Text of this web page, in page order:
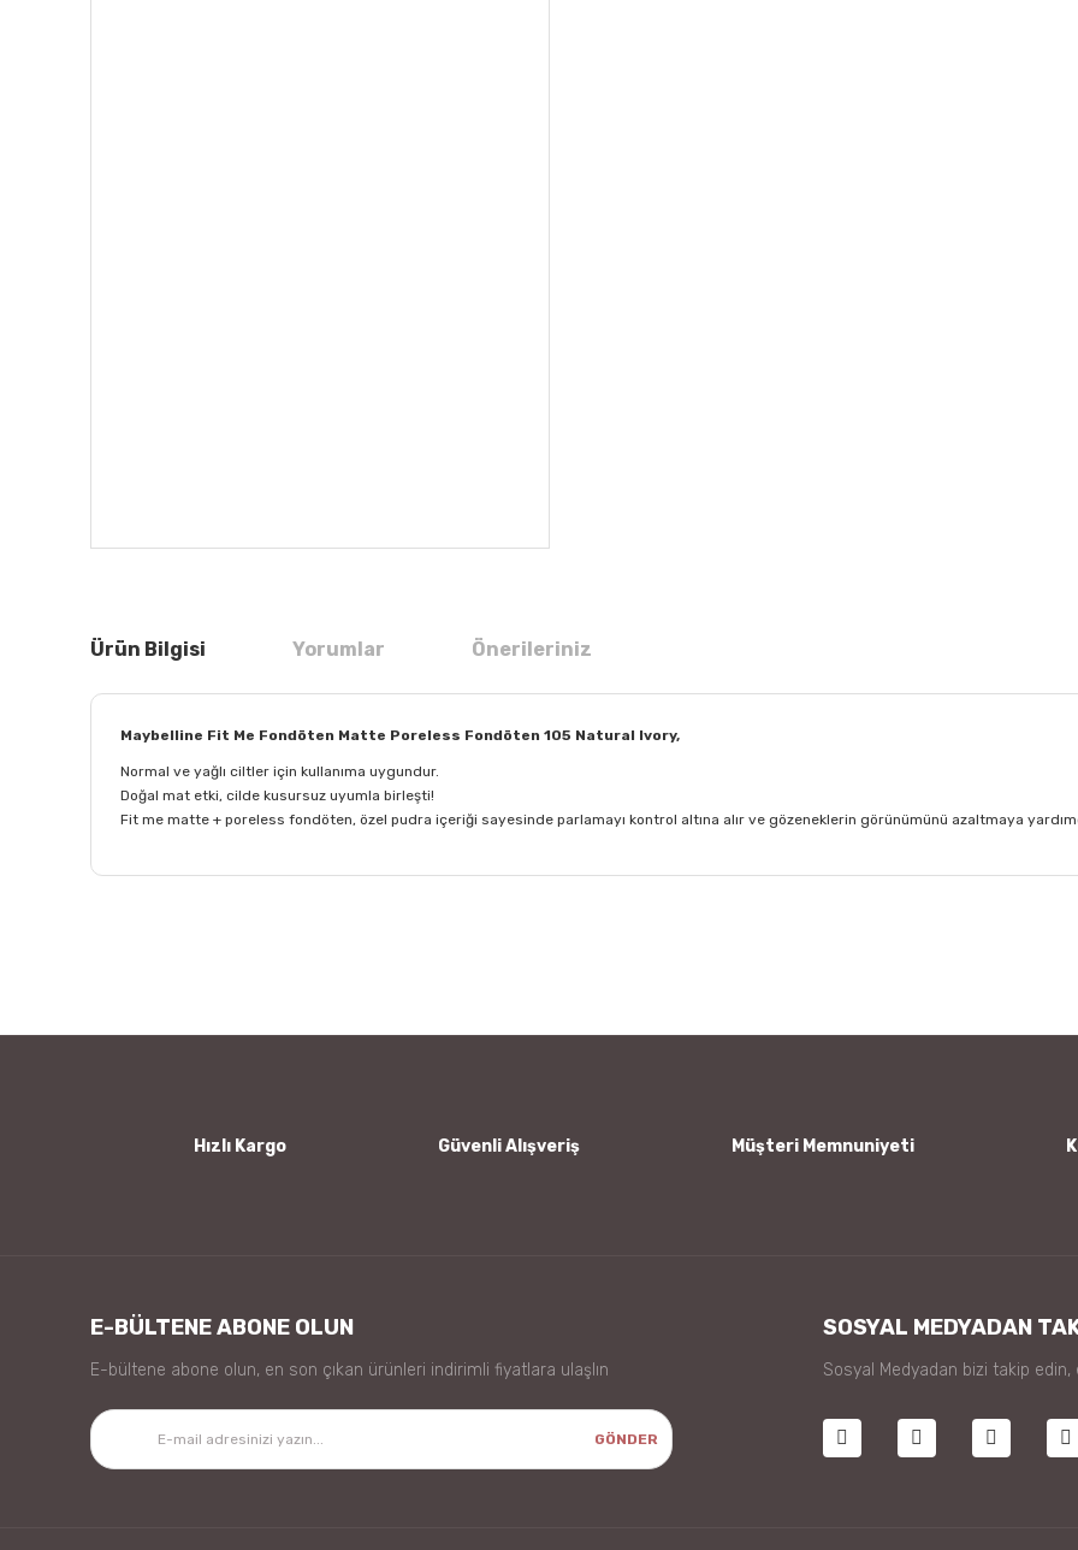
Ürün Bilgisi Yorumlar Önerileriniz
Maybelline Fit Me Fondöten Matte Poreless Fondöten 105 Natural Ivory,
Normal ve yağlı ciltler için kullanıma uygundur.
Doğal mat etki, cilde kusursuz uyumla birleşti!
Fit me matte + poreless fondöten, özel pudra içeriği sayesinde parlamayı kontrol altına alır ve gözeneklerin görünümünü azaltmaya
Hızlı Kargo Güvenli Alışveriş Müşteri Memnuniyeti
E-BÜLTENE ABONE OLUN
E-bültene abone olun, en son çıkan ürünleri indirimli fiyatlara ulaşlın
GÖNDER
SOSYAL MEDYADAN
Sosyal Medyadan bizi takip edin,